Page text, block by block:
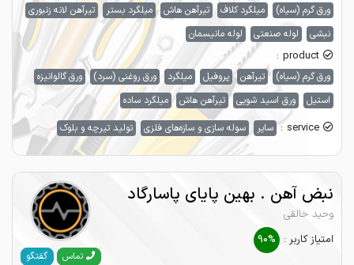
ورق گرم (سیاه) میلگرد کلاف تیرآهن هاش میلگرد بستر
تیرآهن لانه زنبوری
نبشی
لوله صنعتی لوله مانیسمان
product :
ورق گرم (سیاه) تیرآهن پروفیل میلگرد ورق روغنی (سرد)
ورق گالوانیزه
استیل
ورق اسید شویی تیرآهن هاش میلگرد ساده
service : سایر سوله سازی و سازه‌های فلزی تولید تیرچه و بلوک
نبض آهن . بهین پایای پاسارگاد
وحید خالقی
امتیاز کاربر : 90%
تماس گفتگو